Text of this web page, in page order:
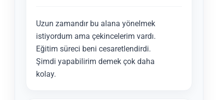
Uzun zamandır bu alana yönelmek
istiyordum ama çekincelerim vardı.
Eğitim süreci beni cesaretlendirdi.
Şimdi yapabilirim demek çok daha
kolay.